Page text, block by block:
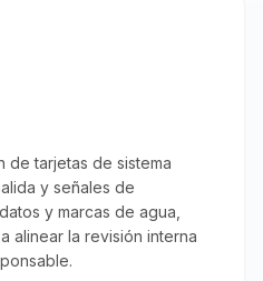
de tarjetas de sistema
y señales de
y marcas de agua,
alinear la revisión interna